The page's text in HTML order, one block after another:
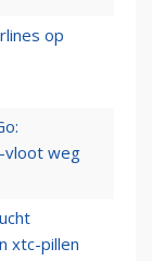
op
vloot weg
xtc-pillen